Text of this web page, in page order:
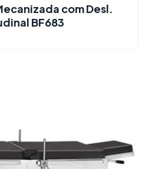
com Desl.
BF683